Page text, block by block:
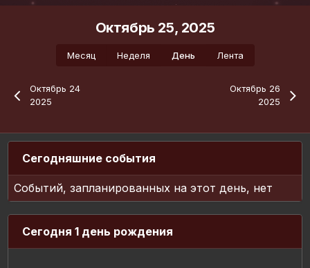
Октябрь 24
2025
Октябрь 25, 2025
Месяц Неделя День Лента
Октябрь 26
2025
Сегодняшние события
Событий, запланированных на этот день, нет
Сегодня 1 день рождения